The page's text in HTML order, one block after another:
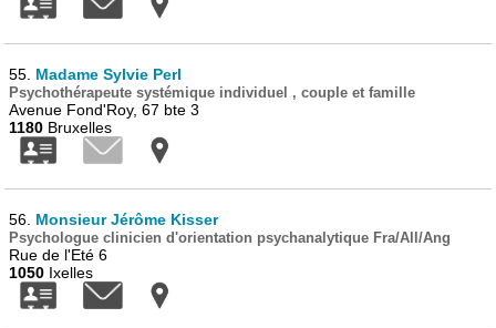
55. Madame Sylvie Perl
Psychothérapeute systémique individuel , couple et famille
Avenue Fond'Roy, 67 bte 3
1180 Bruxelles
56. Monsieur Jérôme Kisser
Psychologue clinicien d'orientation psychanalytique Fra/All/Ang
Rue de l'Eté 6
1050 Ixelles